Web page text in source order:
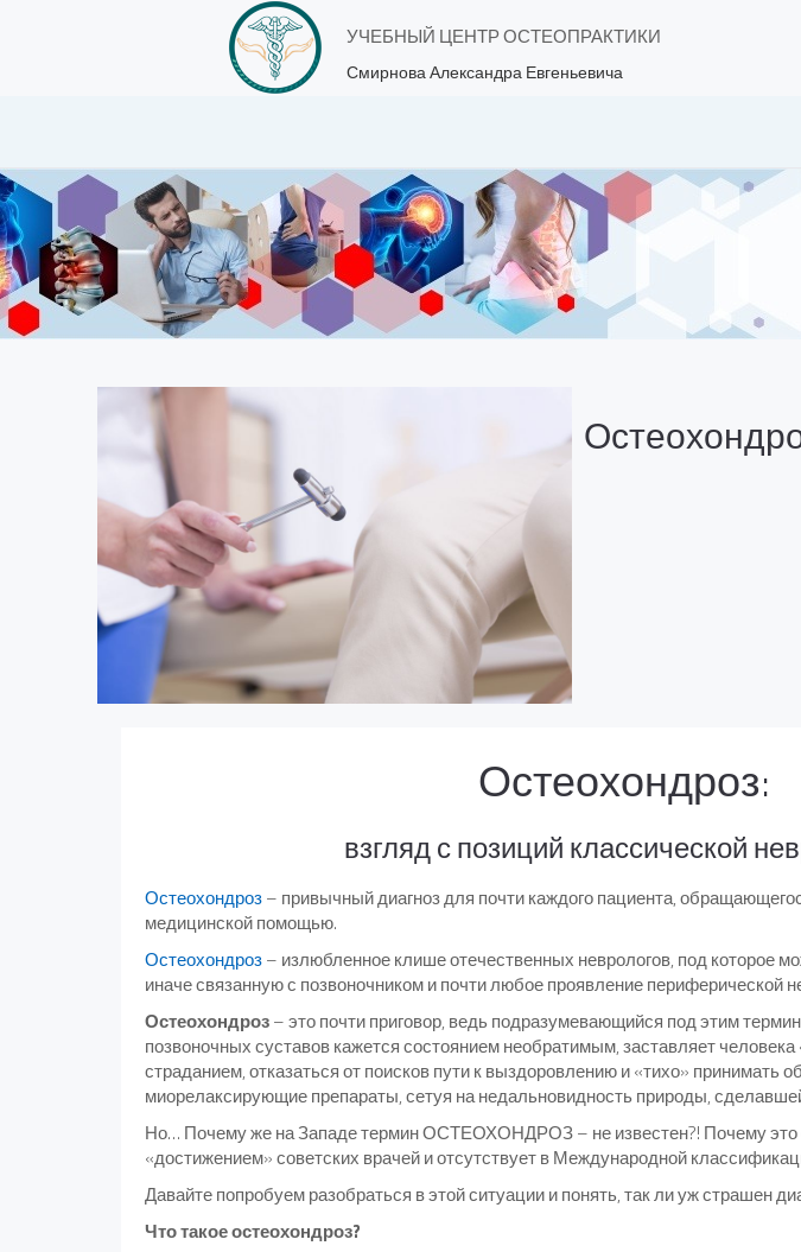
УЧЕБНЫЙ ЦЕНТР ОСТЕОПРАКТИКИ
Смирнова Александра Евгеньевича
Остеохондроз:
взгляд с позиций классической
Остеохондроз– привычный диагноз для почти каждого пациента,
медицинской помощью.
Остеохондроз– излюбленное клише отечественных неврологов, под которое
иначе связанную с позвоночником и почти любое проявление периферической
Остеохондроз– это почти приговор, ведь подразумевающийся под этим
позвоночных суставов кажется состоянием необратимым, заставляет
страданием, отказаться от поисков пути к выздоровлению и «тихо» принимать
миорелаксирующие препараты, сетуя на недальновидность природы,
Но… Почему же на Западе термин ОСТЕОХОНДРОЗ – не известен?! Почему это
«достижением» советских врачей и отсутствует в Международной
Давайте попробуем разобраться в этой ситуации и понять, так ли уж страшен
Что такое остеохондроз?